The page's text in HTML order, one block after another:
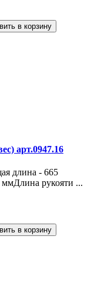
арт.0947.16
длина - 665
рукояти ...